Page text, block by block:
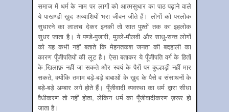
समाज में धर्म के नाम पर लागों को आत्मसुधार का पाठ पढ़ाने वाले
ये पाखण्डी ख़ुद अय्याशियों भरा जीवन जीते हैं। लोगों को परलोक
सुधारने का लालच देकर इनकी तो सात पुश्तों तक का इहलोक
सुधर जाता है। ये पण्डे-पुजारी, मुल्ले-मौलवी और साधु-सन्त लोगों
को यह कभी नहीं बताते कि मेहनतकश जनता की बदहाली का
कारण पूँजीपतियों की लूट है। ऐसा बताकर ये पूँजीपति वर्ग के हितों
के खि़लाफ़ नहीं जा सकते और स्वयं के पैरों पर कुल्हाड़ी नहीं मार
सकते, क्योंकि तमाम बड़े-बड़े बाबाओं के ख़ुद के पैसे व संसाधनों के
बड़े-बड़े अम्बार लगे होते हैं। पूँजीवादी व्यवस्था का धर्म द्वारा सीधा
वैधीकरण तो नहीं होता, लेकिन धर्म का पूँजीवादीकरण ज़रूर हो
जाता है।